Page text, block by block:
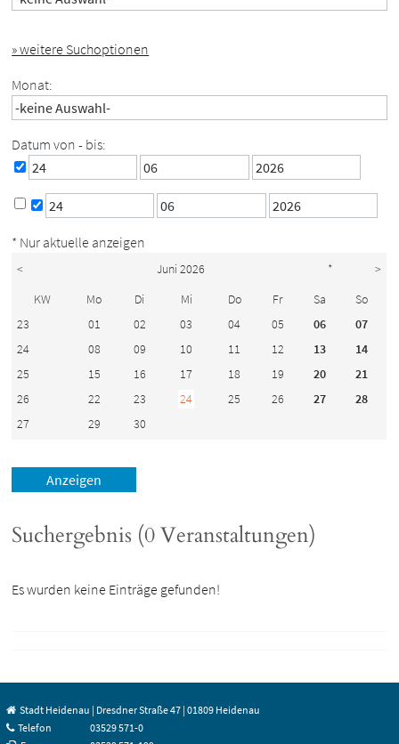
» weitere Suchoptionen
Monat:
Datum von - bis:
* Nur aktuelle anzeigen
< Juni 2026 *
>
KW
Mo Di Mi Do Fr Sa
So
23
01 02 03 04 05 06
07
24
08 09 10 11 12 13
14
25
15 16 17 18 19 20
21
26
22 23 24 25 26 27
28
27
29 30
Suchergebnis (0 Veranstaltungen)
Es wurden keine Einträge gefunden!
Stadt Heidenau | Dresdner Straße 47 | 01809 Heidenau
Telefon
03529 571-0